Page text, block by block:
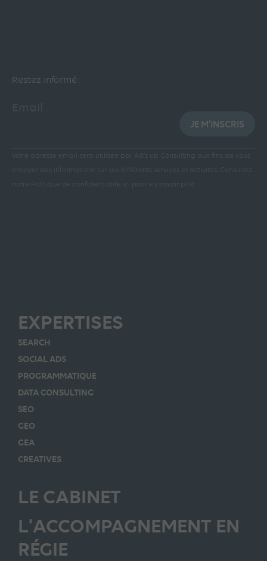
Restez informé :
JE M'INSCRIS
Votre adresse email sera utilisée par Ad’s up Consulting aux fins de vous
envoyer des informations sur ses différents services et activités.
Consultez
notre Politique de confidentialité ici pour en savoir plus
EXPERTISES
SEARCH
SOCIAL ADS
PROGRAMMATIQUE
DATA CONSULTING
SEO
GEO
GEA
CREATIVES
LE CABINET
L'ACCOMPAGNEMENT EN
RÉGIE